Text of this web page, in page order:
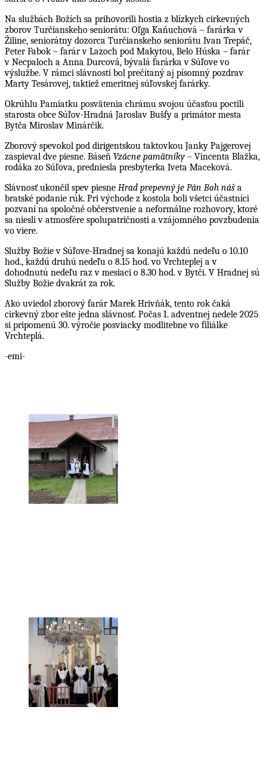
Na službách Božích sa prihovorili hostia z blízkych cirkevných
zborov Turčianskeho seniorátu: Oľga Kaňuchová – farárka v
Žiline, seniorátny dozorca Turčianskeho seniorátu Ivan Trepáč,
Peter Fabok – farár v Lazoch pod Makytou, Belo Húska – farár
v Necpaloch a Anna Durcová, bývalá farárka v Súľove vo
výslužbe. V rámci slávnosti bol prečítaný aj písomný pozdrav
Marty Tesárovej, taktiež emeritnej súľovskej farárky.
Okrúhlu Pamiatku posvätenia chrámu svojou účasťou poctili
starosta obce Súľov-Hradná Jaroslav Bušfy a primátor mesta
Bytča Miroslav Minárčik.
Zborový spevokol pod dirigentskou taktovkou Janky Pajgerovej
zaspieval dve piesne. Báseň Vzácne pamätníky – Vincenta Blažka,
rodáka zo Súľova, predniesla presbyterka Iveta Maceková.
Slávnosť ukončil spev piesne Hrad prepevný je Pán Boh náš a
bratské podanie rúk. Pri východe z kostola boli všetci účastníci
pozvaní na spoločné občerstvenie a neformálne rozhovory, ktoré
sa niesli v atmosfére spolupatričnosti a vzájomného povzbudenia
vo viere.
Služby Božie v Súľove-Hradnej sa konajú každú nedeľu o 10.10
hod., každú druhú nedeľu o 8.15 hod. vo Vrchteplej a v
dohodnutú nedeľu raz v mesiaci o 8.30 hod. v Bytči. V Hradnej sú
Služby Božie dvakrát za rok.
Ako uviedol zborový farár Marek Hrivňák, tento rok čaká
cirkevný zbor ešte jedna slávnosť. Počas 1. adventnej nedele 2025
si pripomenú 30. výročie posviacky modlitebne vo filiálke
Vrchteplá.
-emi-